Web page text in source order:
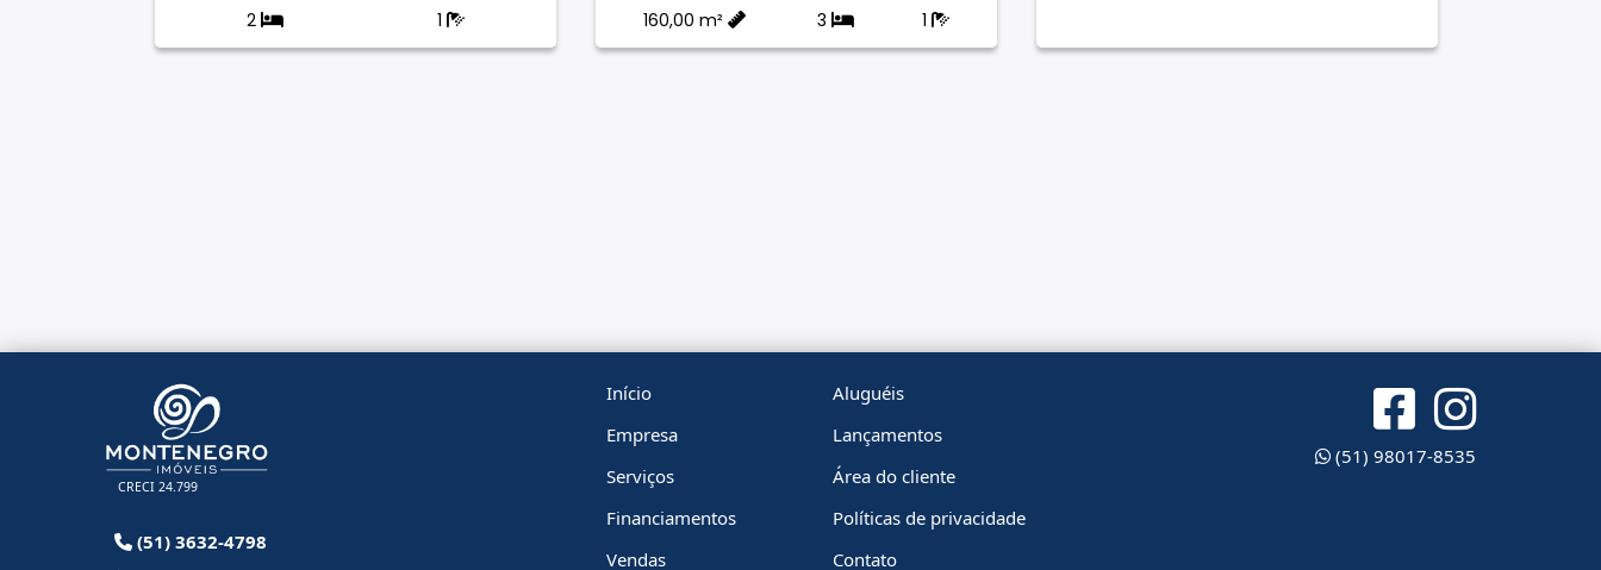
2 1 160,00 m² 3 1
CRECI 24.799
(51) 3632-4798
Início
Empresa
Serviços
Financiamentos
Vendas
Aluguéis
Lançamentos
Área do cliente
Políticas de privacidade
Contato
(51) 98017-8535